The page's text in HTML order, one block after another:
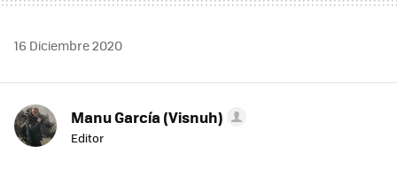
16 Diciembre 2020
Manu García (Visnuh)
Editor